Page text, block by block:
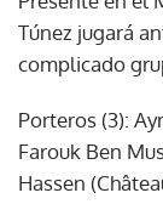
Túnez jugará
complicado
Porteros (3):
Farouk Ben
Hassen